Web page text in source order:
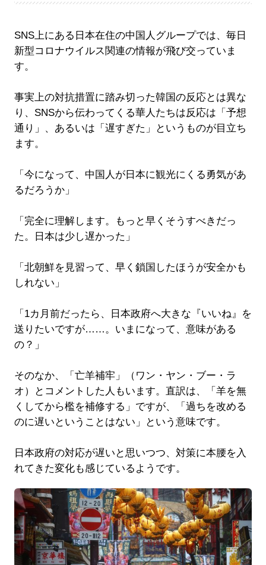
SNS上にある日本在住の中国人グループでは、毎日
新型コロナウイルス関連の情報が飛び交っていま
す。
事実上の対抗措置に踏み切った韓国の反応とは異な
り、SNSから伝わってくる華人たちは反応は「予想
通り」、あるいは「遅すぎた」というものが目立ち
ます。
「今になって、中国人が日本に観光にくる勇気があ
るだろうか」
「完全に理解します。もっと早くそうすべきだっ
た。日本は少し遅かった」
「北朝鮮を見習って、早く鎖国したほうが安全かも
しれない」
「1カ月前だったら、日本政府へ大きな『いいね』を
送りたいですが……。いまになって、意味がある
の？」
そのなか、「亡羊補牢」（ワン・ヤン・ブー・ラ
オ）とコメントした人もいます。直訳は、「羊を無
くしてから檻を補修する」ですが、「過ちを改める
のに遅いということはない」という意味です。
日本政府の対応が遅いと思いつつ、対策に本腰を入
れてきた変化も感じているようです。